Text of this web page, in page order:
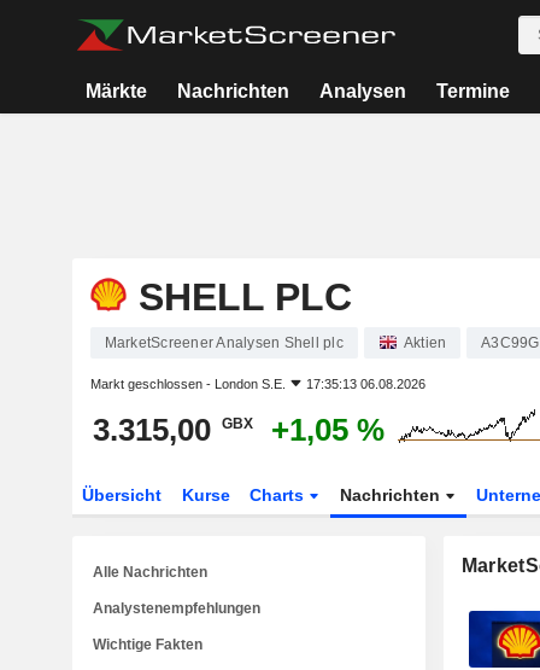
Märkte Nachrichten Analysen Termine
SHELL PLC
MarketScreener Analysen Shell plc Aktien A3C99G
Markt geschlossen - London S.E. 17:35:13 06.08.2026
3.315,00 GBX +1,05 %
Übersicht Kurse Charts Nachrichten
Alle Nachrichten
Analystenempfehlungen
Wichtige Fakten